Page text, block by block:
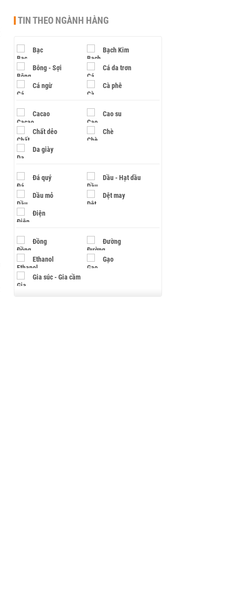
TIN THEO NGÀNH HÀNG
Bạc Bạch Kim
Bông - Sợi Cá da trơn
Cá ngừ Cà phê
Cacao Cao su
Chất dẻo Chè
Da giày
Đá quý Dầu - Hạt dầu
Dầu mỏ Dệt may
Điện
Đồng Đường
Ethanol Gạo
Gia súc - Gia cầm